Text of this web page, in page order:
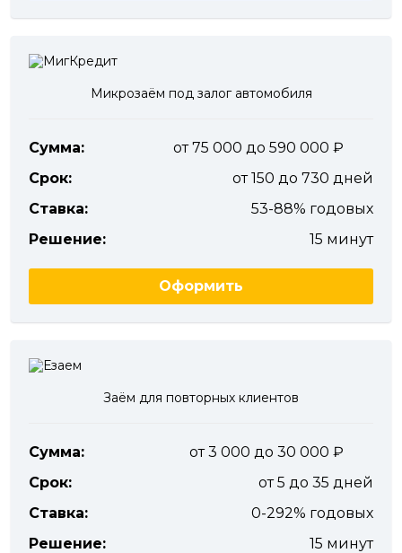
Микрозаём под залог автомобиля
Сумма:
от 75 000 до 590 000
Срок:
от 150 до 730 дней
Ставка:
53-88% годовых
Решение:
15 минут
Оформить
Заём для повторных клиентов
Сумма:
от 3 000 до 30 000
Срок:
от 5 до 35 дней
Ставка:
0-292% годовых
Решение:
15 минут